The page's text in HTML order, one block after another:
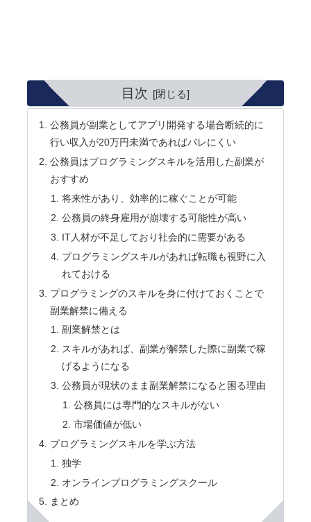
目次
公務員が副業としてアプリ開発する場合断続的に
行い収入が20万円未満であればバレにくい
公務員はプログラミングスキルを活用した副業が
おすすめ
将来性があり、効率的に稼ぐことが可能
公務員の終身雇用が崩壊する可能性が高い
IT人材が不足しており社会的に需要がある
プログラミングスキルがあれば転職も視野に入
れておける
プログラミングのスキルを身に付けておくことで
副業解禁に備える
副業解禁とは
スキルがあれば、副業が解禁した際に副業で稼
げるようになる
公務員が現状のまま副業解禁になると困る理由
公務員には専門的なスキルがない
市場価値が低い
プログラミングスキルを学ぶ方法
独学
オンラインプログラミングスクール
まとめ